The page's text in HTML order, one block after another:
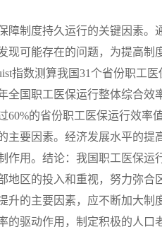
障制度持久运行的关键因素
现可能存在的问题，为提高
指数测算我国31个省份职工
全国职工医保运行整体综合效
60%的省份职工医保运行效
主要因素。经济发展水平的
作用。结论：我国职工医保
地区的投入和重视，努力弥
升的主要因素，应不断加大
的驱动作用，制定积极的人口